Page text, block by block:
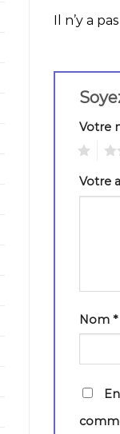
Il n’y a
Votre
Votre
Nom *